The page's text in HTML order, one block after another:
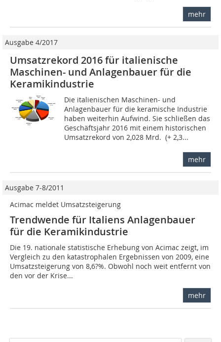
mehr
Ausgabe 4/2017
Umsatzrekord 2016 für italienische
Maschinen- und Anlagenbauer für die
Keramikindustrie
Die italienischen Maschinen- und
Anlagenbauer für die keramische Industrie
haben weiterhin Aufwind. Sie schließen das
Geschäftsjahr 2016 mit einem historischen
Umsatzrekord von 2,028 Mrd.  (+ 2,3...
mehr
Ausgabe 7-8/2011
Acimac meldet Umsatzsteigerung
Trendwende für Italiens Anlagenbauer
für die Keramikindustrie
Die 19. nationale statistische Erhebung von Acimac zeigt, im
Vergleich zu den katastrophalen Ergebnissen von 2009, eine
Umsatzsteigerung von 8,6?%. Obwohl noch weit entfernt von
den vor der Krise...
mehr